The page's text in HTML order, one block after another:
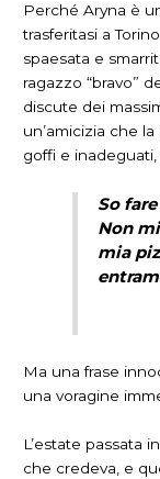
Perché Aryna è
trasferitasi a
spaesata e
ragazzo “bravo”
discute dei
un’amicizia che
goffi e
So
Non
mia
Ma una frase
una voragine
L’estate passata
che credeva, e